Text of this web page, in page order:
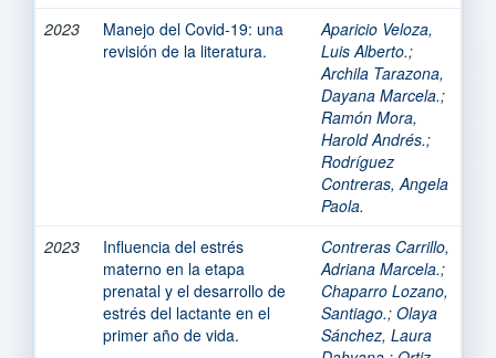
2023
Manejo del Covid-19: una
revisión de la literatura.
Aparicio Veloza,
Luis Alberto.;
Archila Tarazona,
Dayana Marcela.;
Ramón Mora,
Harold Andrés.;
Rodríguez
Contreras, Angela
Paola.
2023
Influencia del estrés
materno en la etapa
prenatal y el desarrollo de
estrés del lactante en el
primer año de vida.
Contreras Carrillo,
Adriana Marcela.;
Chaparro Lozano,
Santiago.; Olaya
Sánchez, Laura